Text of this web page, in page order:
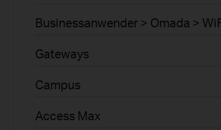
Businessanwender > Omada >
Gateways
Campus
Access Max